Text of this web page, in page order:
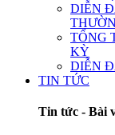
DIỄN
TỔNG
KỲ
DIỄN
TIN TỨC
Tin tức - Bài